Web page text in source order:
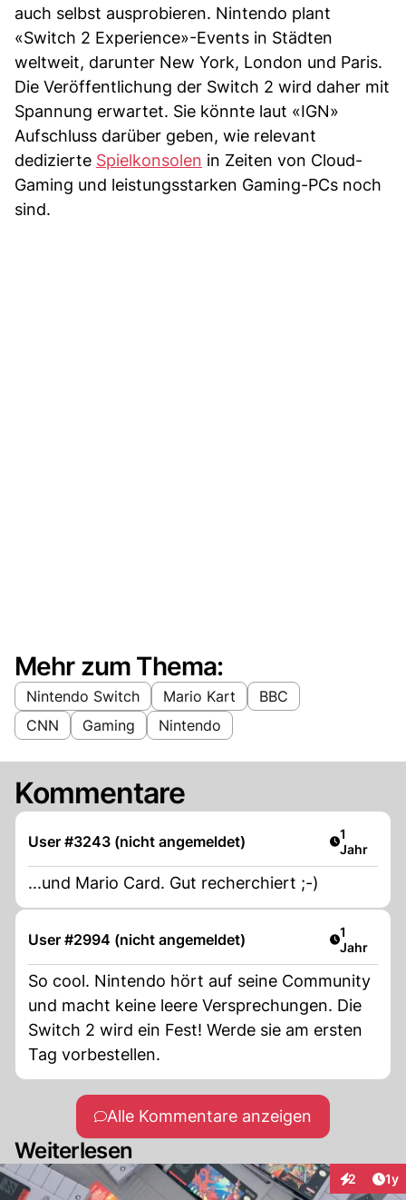
auch selbst ausprobieren. Nintendo plant
«Switch 2 Experience»-Events in Städten
weltweit, darunter New York, London und Paris.
Die Veröffentlichung der Switch 2 wird daher mit
Spannung erwartet. Sie könnte laut «IGN»
Aufschluss darüber geben, wie relevant
dedizierte Spielkonsolen in Zeiten von Cloud-
Gaming und leistungsstarken Gaming-PCs noch
sind.
Mehr zum Thema:
Nintendo Switch Mario Kart
BBC
CNN
Gaming Nintendo
Kommentare
User #3243 (nicht angemeldet) Artikel
1
Jahr
...und Mario Card. Gut recherchiert ;-)
User #2994 (nicht angemeldet) Artikel
1
Jahr
So cool. Nintendo hört auf seine Community
und macht keine leere Versprechungen. Die
Switch 2 wird ein Fest! Werde sie am ersten
Tag vorbestellen.
Alle Kommentare anzeigen
Weiterlesen
2 1y